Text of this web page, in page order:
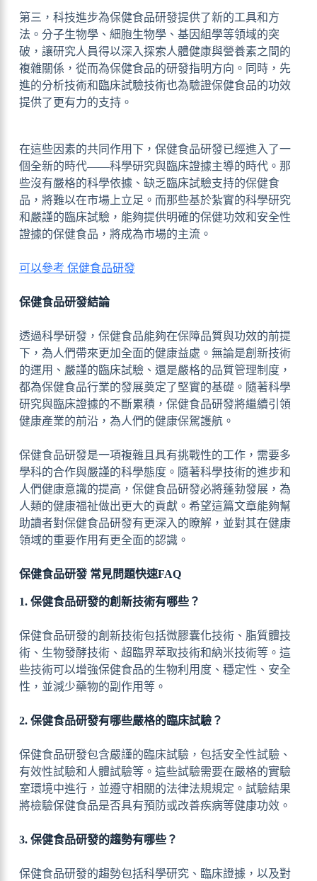
第三，科技進步為保健食品研發提供了新的工具和方
法。分子生物學、細胞生物學、基因組學等領域的突
破，讓研究人員得以深入探索人體健康與營養素之間的
複雜關係，從而為保健食品的研發指明方向。同時，先
進的分析技術和臨床試驗技術也為驗證保健食品的功效
提供了更有力的支持。
在這些因素的共同作用下，保健食品研發已經進入了一
個全新的時代——科學研究與臨床證據主導的時代。那
些沒有嚴格的科學依據、缺乏臨床試驗支持的保健食
品，將難以在市場上立足。而那些基於紮實的科學研究
和嚴謹的臨床試驗，能夠提供明確的保健功效和安全性
證據的保健食品，將成為市場的主流。
可以參考 保健食品研發
保健食品研發結論
透過科學研發，保健食品能夠在保障品質與功效的前提
下，為人們帶來更加全面的健康益處。無論是創新技術
的運用、嚴謹的臨床試驗、還是嚴格的品質管理制度，
都為保健食品行業的發展奠定了堅實的基礎。隨著科學
研究與臨床證據的不斷累積，保健食品研發將繼續引領
健康產業的前沿，為人們的健康保駕護航。
保健食品研發是一項複雜且具有挑戰性的工作，需要多
學科的合作與嚴謹的科學態度。隨著科學技術的進步和
人們健康意識的提高，保健食品研發必將蓬勃發展，為
人類的健康福祉做出更大的貢獻。希望這篇文章能夠幫
助讀者對保健食品研發有更深入的瞭解，並對其在健康
領域的重要作用有更全面的認識。
保健食品研發 常見問題快速FAQ
1. 保健食品研發的創新技術有哪些？
保健食品研發的創新技術包括微膠囊化技術、脂質體技
術、生物發酵技術、超臨界萃取技術和納米技術等。這
些技術可以增強保健食品的生物利用度、穩定性、安全
性，並減少藥物的副作用等。
2. 保健食品研發有哪些嚴格的臨床試驗？
保健食品研發包含嚴謹的臨床試驗，包括安全性試驗、
有效性試驗和人體試驗等。這些試驗需要在嚴格的實驗
室環境中進行，並遵守相關的法律法規規定。試驗結果
將檢驗保健食品是否具有預防或改善疾病等健康功效。
3. 保健食品研發的趨勢有哪些？
保健食品研發的趨勢包括科學研究、臨床證據，以及對